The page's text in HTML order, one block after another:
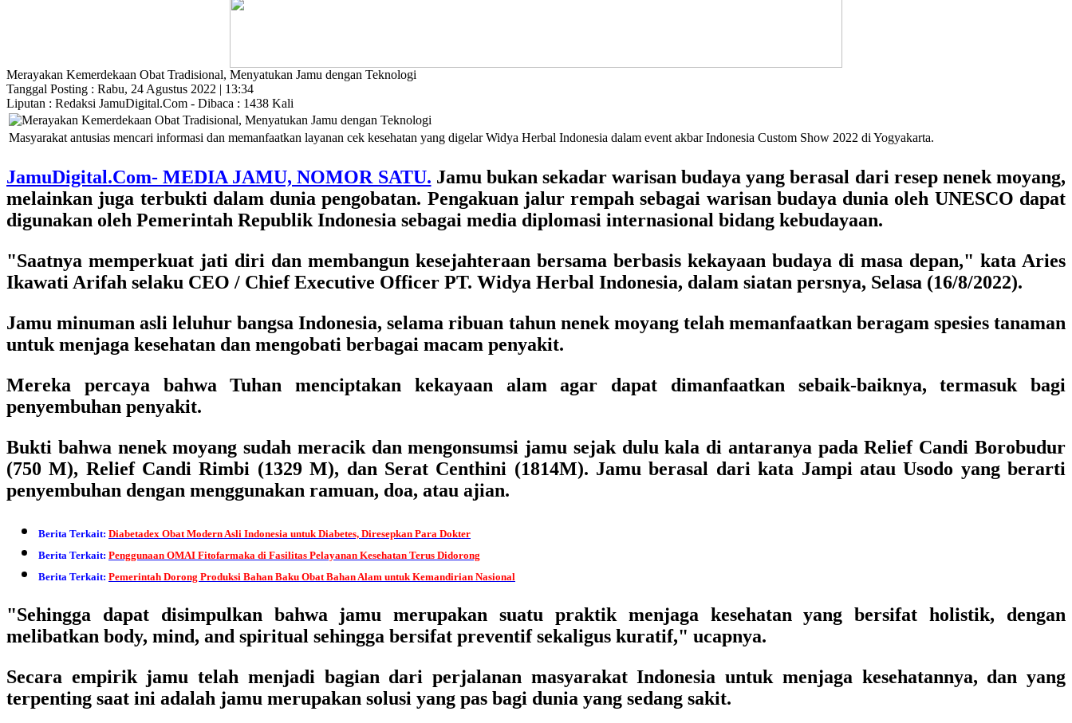
Merayakan Kemerdekaan Obat Tradisional, Menyatukan Jamu dengan Teknologi
Tanggal Posting : Rabu, 24 Agustus 2022 | 13:34
Liputan : Redaksi JamuDigital.Com - Dibaca : 1438 Kali
Masyarakat antusias mencari informasi dan memanfaatkan layanan cek kesehatan yang digelar Widya Herbal Indonesia dalam event akbar Indonesia Custom Show 2022 di Yogyakarta.
JamuDigital.Com- MEDIA JAMU, NOMOR SATU. Jamu bukan sekadar warisan budaya yang berasal dari resep nenek moyang,
melainkan juga terbukti dalam dunia pengobatan. Pengakuan jalur rempah sebagai warisan budaya dunia oleh UNESCO dapat
digunakan oleh Pemerintah Republik Indonesia sebagai media diplomasi internasional bidang kebudayaan.
"Saatnya memperkuat jati diri dan membangun kesejahteraan bersama berbasis kekayaan budaya di masa depan," kata Aries
Ikawati Arifah selaku CEO / Chief Executive Officer PT. Widya Herbal Indonesia, dalam siatan persnya, Selasa (16/8/2022).
Jamu minuman asli leluhur bangsa Indonesia, selama ribuan tahun nenek moyang telah memanfaatkan beragam spesies tanaman
untuk menjaga kesehatan dan mengobati berbagai macam penyakit.
Mereka percaya bahwa Tuhan menciptakan kekayaan alam agar dapat dimanfaatkan sebaik-baiknya, termasuk bagi
penyembuhan penyakit.
Bukti bahwa nenek moyang sudah meracik dan mengonsumsi jamu sejak dulu kala di antaranya pada Relief Candi Borobudur
(750 M), Relief Candi Rimbi (1329 M), dan Serat Centhini (1814M). Jamu berasal dari kata Jampi atau Usodo yang berarti
penyembuhan dengan menggunakan ramuan, doa, atau ajian.
Berita Terkait: Diabetadex Obat Modern Asli Indonesia untuk Diabetes, Diresepkan Para Dokter
Berita Terkait: Penggunaan OMAI Fitofarmaka di Fasilitas Pelayanan Kesehatan Terus Didorong
Berita Terkait: Pemerintah Dorong Produksi Bahan Baku Obat Bahan Alam untuk Kemandirian Nasional
"Sehingga dapat disimpulkan bahwa jamu merupakan suatu praktik menjaga kesehatan yang bersifat holistik, dengan
melibatkan body, mind, and spiritual sehingga bersifat preventif sekaligus kuratif," ucapnya.
Secara empirik jamu telah menjadi bagian dari perjalanan masyarakat Indonesia untuk menjaga kesehatannya, dan yang
terpenting saat ini adalah jamu merupakan solusi yang pas bagi dunia yang sedang sakit.